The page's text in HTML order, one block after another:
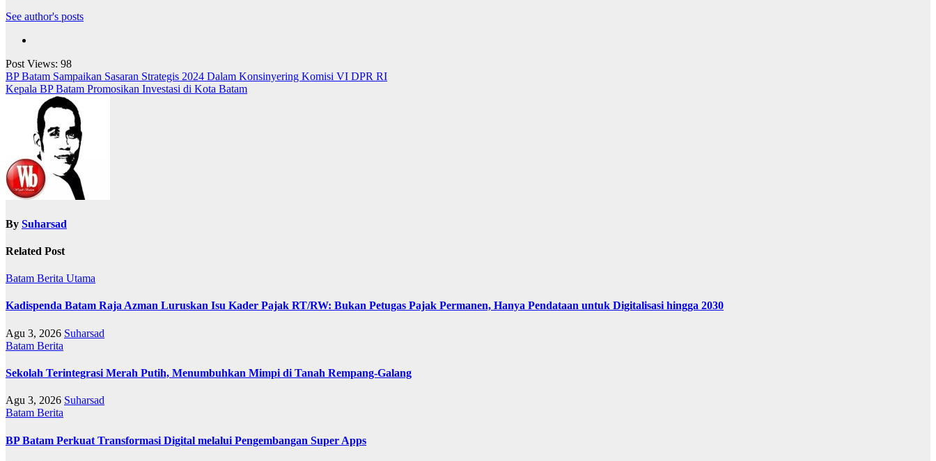
See author's posts
Post Views: 98
Navigasi
pos
BP Batam Sampaikan Sasaran Strategis 2024 Dalam Konsinyering Komisi VI DPR RI
Kepala BP Batam Promosikan Investasi di Kota Batam
By Suharsad
Related Post
Batam Berita Utama
Kadispenda Batam Raja Azman Luruskan Isu Kader Pajak RT/RW: Bukan Petugas Pajak Permanen, Hanya Pendataan untuk Digitalisasi hingga 2030
Agu 3, 2026 Suharsad
Batam Berita
Sekolah Terintegrasi Merah Putih, Menumbuhkan Mimpi di Tanah Rempang-Galang
Agu 3, 2026 Suharsad
Batam Berita
BP Batam Perkuat Transformasi Digital melalui Pengembangan Super Apps